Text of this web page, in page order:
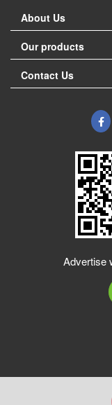
About Us
Our products
Contact Us
Advertise